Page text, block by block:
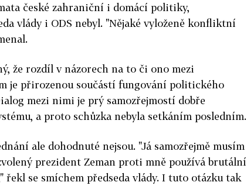
české zahraniční i domácí politiky,
vlády i ODS nebyl. "Nějaké vyloženě konfliktní
že rozdíl v názorech na to či ono mezi
je přirozenou součástí fungování politického
mezi nimi je prý samozřejmostí dobře
a proto schůzka nebyla setkáním posledním.
ale dohodnuté nejsou. "Já samozřejmě musím
prezident Zeman proti mně používá brutální
řekl se smíchem předseda vlády. I tuto otázku tak